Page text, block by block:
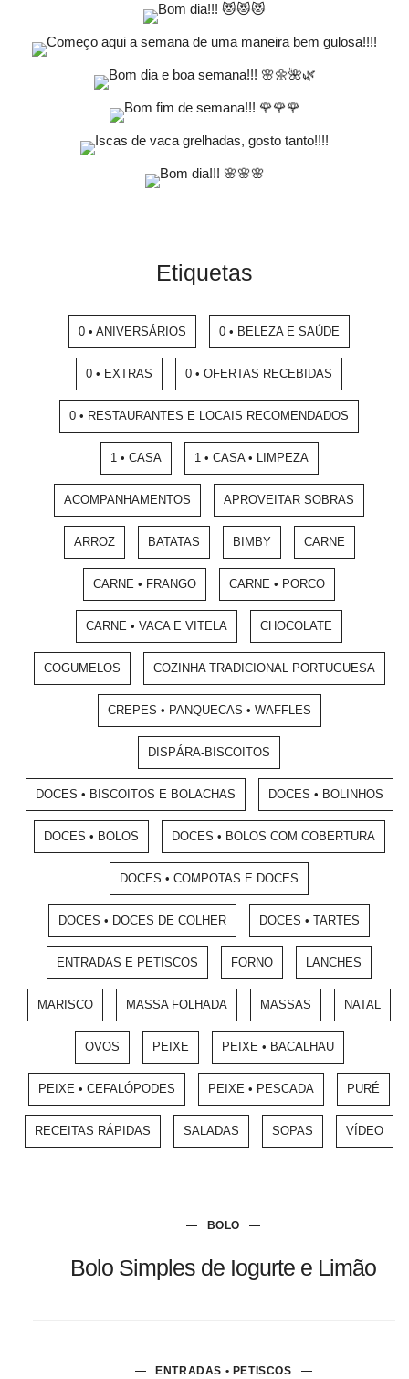
Etiquetas
0 • ANIVERSÁRIOS 0 • BELEZA E SAÚDE
0 • EXTRAS 0 • OFERTAS RECEBIDAS
0 • RESTAURANTES E LOCAIS RECOMENDADOS
1 • CASA 1 • CASA • LIMPEZA
ACOMPANHAMENTOS APROVEITAR SOBRAS
ARROZ BATATAS BIMBY CARNE
CARNE • FRANGO CARNE • PORCO
CARNE • VACA E VITELA CHOCOLATE
COGUMELOS COZINHA TRADICIONAL PORTUGUESA
CREPES • PANQUECAS • WAFFLES
DISPÁRA-BISCOITOS
DOCES • BISCOITOS E BOLACHAS DOCES • BOLINHOS
DOCES • BOLOS DOCES • BOLOS COM COBERTURA
DOCES • COMPOTAS E DOCES
DOCES • DOCES DE COLHER DOCES • TARTES
ENTRADAS E PETISCOS FORNO LANCHES
MARISCO MASSA FOLHADA MASSAS NATAL
OVOS PEIXE PEIXE • BACALHAU
PEIXE • CEFALÓPODES PEIXE • PESCADA PURÉ
RECEITAS RÁPIDAS SALADAS SOPAS VÍDEO
BOLO
Bolo Simples de Iogurte e Limão
ENTRADAS • PETISCOS